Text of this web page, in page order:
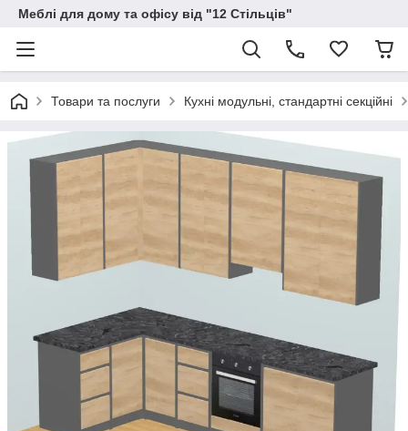
Меблі для дому та офісу від "12 Стільців"
Товари та послуги Кухні модульні, стандартні секційні